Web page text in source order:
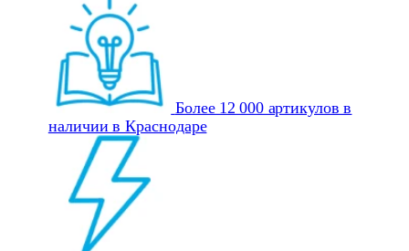
Более 12 000 артикулов в
наличии в Краснодаре